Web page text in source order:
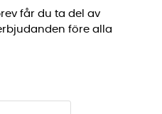
får du ta del av
före alla